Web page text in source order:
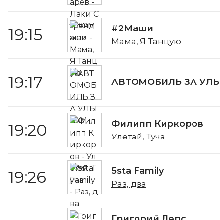
19:15 #2Маши
Мама, Я Танцую
19:17 АВТОМОБИЛЬ ЗА
19:20 Филипп Киркоров
Улетай, Туча
19:26 5sta Family
Раз, два